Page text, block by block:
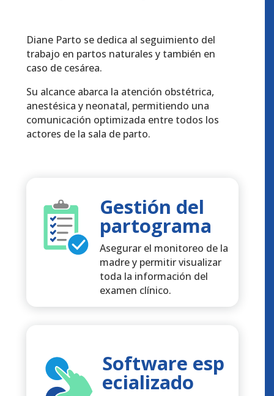
Diane Parto se dedica al seguimiento del
trabajo en partos naturales y también en
caso de cesárea.
Su alcance abarca la atención obstétrica,
anestésica y neonatal, permitiendo una
comunicación optimizada entre todos los
actores de la sala de parto.
Gestión del
partograma
Asegurar el monitoreo de la
madre y permitir visualizar
toda la información del
examen clínico.
Software esp
ecializado